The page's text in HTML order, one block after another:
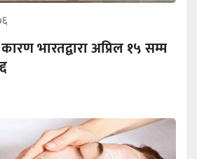
भारतद्वारा अप्रिल १५ सम्म